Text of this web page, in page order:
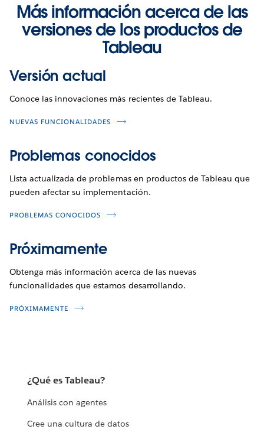
Más información acerca de las
versiones de los productos de
Tableau
Versión actual
Conoce las innovaciones más recientes de Tableau.
NUEVAS FUNCIONALIDADES
Problemas conocidos
Lista actualizada de problemas en productos de Tableau que
pueden afectar su implementación.
PROBLEMAS CONOCIDOS
Próximamente
Obtenga más información acerca de las nuevas
funcionalidades que estamos desarrollando.
PRÓXIMAMENTE
¿Qué es Tableau?
Análisis con agentes
Cree una cultura de datos